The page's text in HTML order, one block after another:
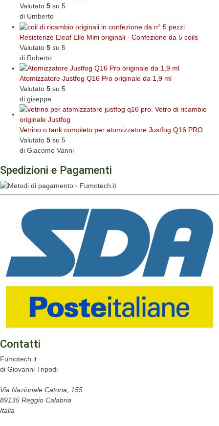
Valutato 5 su 5
di Umberto
Resistenze Eleaf Ello Mini originali - Confezione da 5 coils
Valutato 5 su 5
di Roberto
Atomizzatore Justfog Q16 Pro originale da 1,9 ml
Valutato 5 su 5
di giseppe
Vetrino o tank completo per atomizzatore Justfog Q16 PRO
Valutato 5 su 5
di Giacomo Vanni
Spedizioni e Pagamenti
Contatti
Fumotech.it
di Giovanni Tripodi
Via Nazionale Catona, 155
89135 Reggio Calabria
Italia